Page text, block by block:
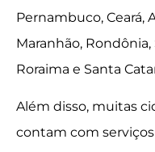
Pernambuco, Ceará,
Maranhão,
Roraima e Santa
Além disso, muitas
contam com